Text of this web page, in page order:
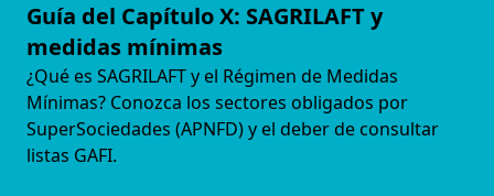
Guía del Capítulo X: SAGRILAFT y
medidas mínimas
¿Qué es SAGRILAFT y el Régimen de Medidas
Mínimas? Conozca los sectores obligados por
SuperSociedades (APNFD) y el deber de consultar
listas GAFI.